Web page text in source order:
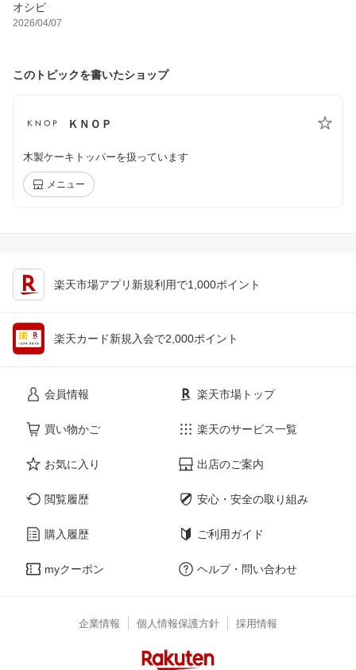
オシピ
2026/04/07
このトピックを書いたショップ
ＫＮＯＰ
木製ケーキトッパーを扱っています
メニュー
楽天市場アプリ新規利用で1,000ポイント
楽天カード新規入会で2,000ポイント
会員情報
買い物かご
お気に入り
閲覧履歴
購入履歴
myクーポン
楽天市場トップ
楽天のサービス一覧
出店のご案内
安心・安全の取り組み
ご利用ガイド
ヘルプ・問い合わせ
企業情報 個人情報保護方針 採用情報